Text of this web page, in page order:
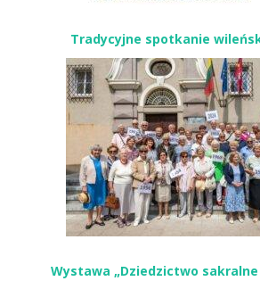
Tradycyjne spotkanie
Wystawa „Dziedzictwo